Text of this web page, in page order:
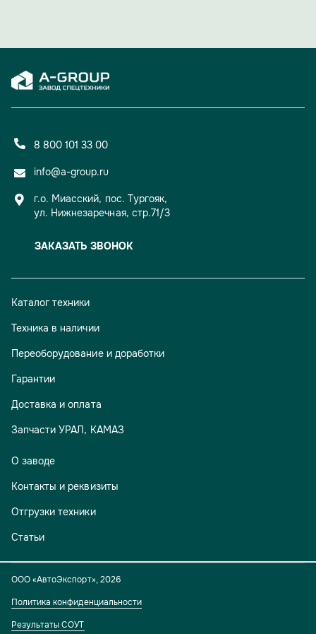
Каталог техники
Техника в наличии
Переоборудование и доработки
Гарантии
Доставка и оплата
Запчасти УРАЛ, КАМАЗ
О заводе
Контакты и реквизиты
Отгрузки техники
Статьи
8 800 101 33 00
info@a-group.ru
г.о. Миасский, пос. Тургояк,
ул. Нижнезаречная, стр.71/3
ЗАКАЗАТЬ ЗВОНОК
ООО «АвтоЭкспорт»,2026
Политика конфиденциальности
Результаты СОУТ